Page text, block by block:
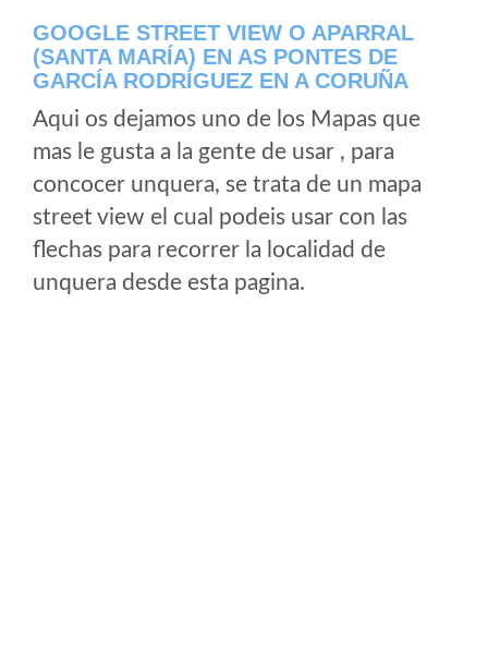
GOOGLE STREET VIEW O APARRAL
(SANTA MARÍA) EN AS PONTES DE
GARCÍA RODRÍGUEZ EN A CORUÑA
Aqui os dejamos uno de los Mapas que
mas le gusta a la gente de usar , para
concocer unquera, se trata de un mapa
street view el cual podeis usar con las
flechas para recorrer la localidad de
unquera desde esta pagina.